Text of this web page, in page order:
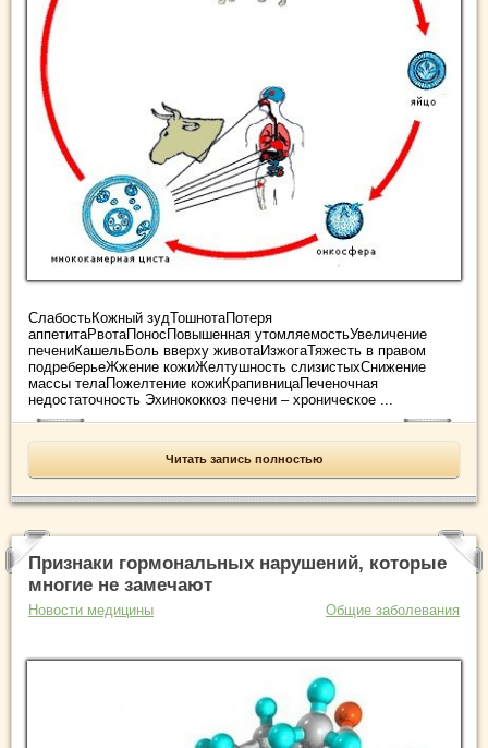
СлабостьКожный зудТошнотаПотеря
аппетитаРвотаПоносПовышенная утомляемостьУвеличение
печениКашельБоль вверху животаИзжогаТяжесть в правом
подреберьеЖжение кожиЖелтушность слизистыхСнижение
массы телаПожелтение кожиКрапивницаПеченочная
недостаточность Эхинококкоз печени – хроническое ...
Читать запись полностью
Признаки гормональных нарушений, которые
многие не замечают
Новости медицины Общие заболевания